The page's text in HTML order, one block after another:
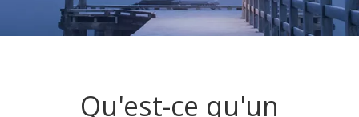
Qu'est-ce qu'un